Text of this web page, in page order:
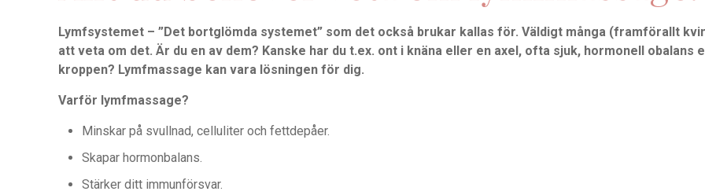
Lymfsystemet – ”Det bortglömda systemet” som det också brukar kallas för. Väldigt många (framförallt
att veta om det. Är du en av dem? Kanske har du t.ex. ont i knäna eller en axel, ofta sjuk, hormonell
kroppen? Lymfmassage kan vara lösningen för dig.
Varför lymfmassage?
Minskar på svullnad, celluliter och fettdepåer.
Skapar hormonbalans.
Stärker ditt immunförsvar.